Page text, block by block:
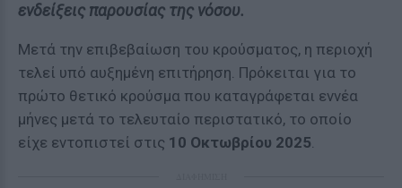
ενδείξεις παρουσίας της νόσου.
Μετά την επιβεβαίωση του κρούσματος, η περιοχή
τελεί υπό αυξημένη επιτήρηση. Πρόκειται για το
πρώτο θετικό κρούσμα που καταγράφεται εννέα
μήνες μετά το τελευταίο περιστατικό, το οποίο
είχε εντοπιστεί στις 10 Οκτωβρίου 2025.